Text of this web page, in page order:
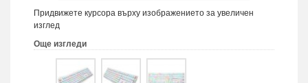
Придвижете курсора върху изображението за увеличен
изглед
Още изгледи